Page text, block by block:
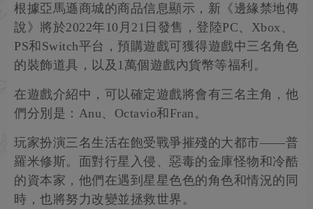
根據亞馬遜商城的商品信息顯示，新《邊緣禁地傳
說》將於2022年10月21日發售，登陸PC、Xbox、
PS和Switch平台，預購遊戲可獲得遊戲中三名角色
的裝飾道具，以及1萬個遊戲內貨幣等福利。
在遊戲介紹中，可以確定遊戲將會有三名主角，他
們分別是：Anu、Octavio和Fran。
玩家扮演三名生活在飽受戰爭摧殘的大都市——普
羅米修斯。面對行星入侵、惡毒的金庫怪物和冷酷
的資本家，他們在遇到星星色色的角色和情況的同
時，也將努力改變並拯救世界。